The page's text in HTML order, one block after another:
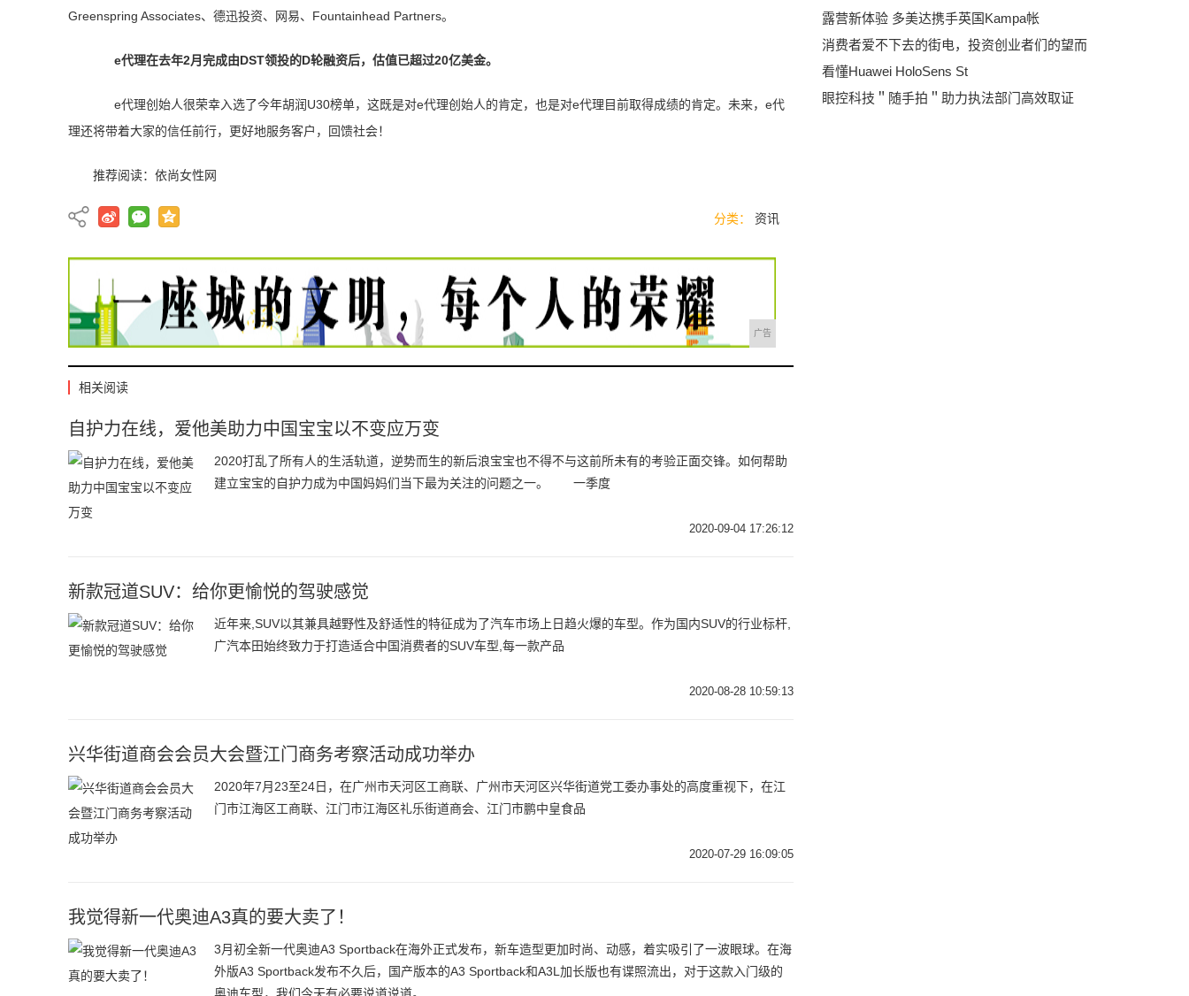
Greenspring Associates、德迅投资、网易、Fountainhead Partners。
e代理在去年2月完成由DST领投的D轮融资后，估值已超过20亿美金。
e代理创始人很荣幸入选了今年胡润U30榜单，这既是对e代理创始人的肯定，也是对e代理目前取得成绩的肯定。未来，e代
理还将带着大家的信任前行，更好地服务客户，回馈社会！
推荐阅读： 依尚女性网
分类： 资讯
广告
相关阅读
自护力在线，爱他美助力中国宝宝以不变应万变
2020打乱了所有人的生活轨道，逆势而生的新后浪宝宝也不得不与这前所未有的考验正面交锋。如何帮助
建立宝宝的自护力成为中国妈妈们当下最为关注的问题之一。 一季度
2020-09-04 17:26:12
新款冠道SUV：给你更愉悦的驾驶感觉
近年来,SUV以其兼具越野性及舒适性的特征成为了汽车市场上日趋火爆的车型。作为国内SUV的行业标杆,
广汽本田始终致力于打造适合中国消费者的SUV车型,每一款产品
2020-08-28 10:59:13
兴华街道商会会员大会暨江门商务考察活动成功举办
2020年7月23至24日，在广州市天河区工商联、广州市天河区兴华街道党工委办事处的高度重视下，在江
门市江海区工商联、江门市江海区礼乐街道商会、江门市鹏中皇食品
2020-07-29 16:09:05
我觉得新一代奥迪A3真的要大卖了！
3月初全新一代奥迪A3 Sportback在海外正式发布，新车造型更加时尚、动感，着实吸引了一波眼球。在海
外版A3 Sportback发布不久后，国产版本的A3 Sportback和A3L加长版也有谍照流出，对于这款入门级的
露营新体验 多美达携手英国Kampa帐
消费者爱不下去的街电，投资创业者们的望而
看懂Huawei HoloSens St
眼控科技＂随手拍＂助力执法部门高效取证